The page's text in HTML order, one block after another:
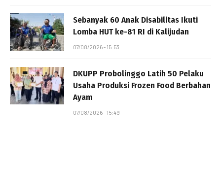
Sebanyak 60 Anak Disabilitas Ikuti
Lomba HUT ke-81 RI di Kalijudan
07/08/2026 - 15:53
DKUPP Probolinggo Latih 50 Pelaku
Usaha Produksi Frozen Food Berbahan
Ayam
07/08/2026 - 15:49